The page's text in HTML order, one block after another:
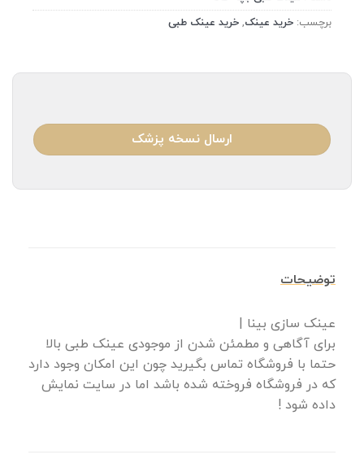
برچسب: خرید عینک, خرید عینک طبی
ارسال نسخه پزشک
توضیحات
عینک سازی بینا |
برای آگاهی و مطمئن شدن از موجودی عینک طبی بالا
حتما با فروشگاه تماس بگیرید چون این امکان وجود دارد
که در فروشگاه فروخته شده باشد اما در سایت نمایش
داده شود !